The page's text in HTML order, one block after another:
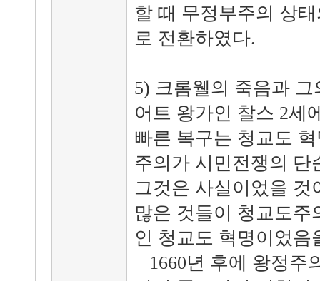
할 때 무정부주의 상
로 전환하였다.
5) 크롬웰의 죽음과
어트 왕가인 찰스 2세
빠른 복구는 청교도
주의가 시민전쟁의 단
그것은 사실이었을 것
많은 것들이 청교도주
인 청교도 혁명이었음
1660년 후에 왕정주